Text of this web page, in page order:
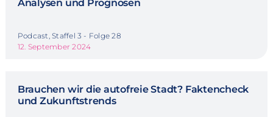
Analysen und Prognosen
Podcast, Staffel 3 - Folge 28
12. September 2024
Brauchen wir die autofreie Stadt? Faktencheck
und Zukunftstrends